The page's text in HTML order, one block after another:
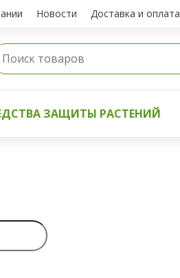
Новости Доставка и оплата
ЗАЩИТЫ РАСТЕНИЙ